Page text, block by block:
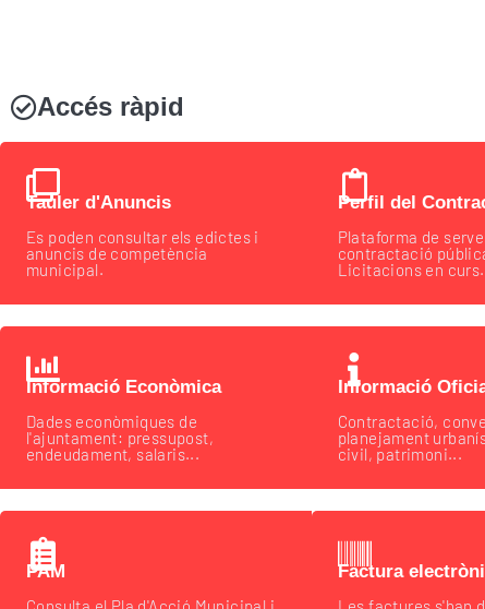
Accés ràpid
Tauler d'Anuncis
Es poden consultar els edictes i
anuncis de competència
municipal.
Informació Econòmica
Dades econòmiques de
l'ajuntament: pressupost,
endeudament, salaris...
PAM
Perfil del
Plataforma de
contractació
Licitacions en curs.
Informació
Contractació,
planejament
civil, patrimoni...
Factura